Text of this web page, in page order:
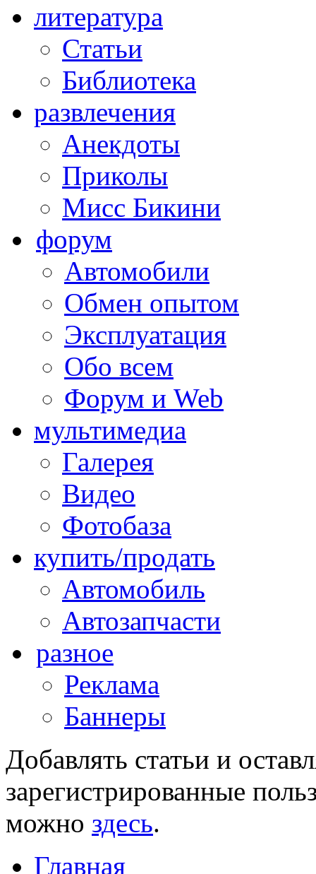
литература
Статьи
Библиотека
развлечения
Анекдоты
Приколы
Мисс Бикини
форум
Автомобили
Обмен опытом
Эксплуатация
Обо всем
Форум и Web
мультимедиа
Галерея
Видео
Фотобаза
купить/продать
Автомобиль
Автозапчасти
разное
Реклама
Баннеры
Добавлять статьи и
зарегистрированные
можно здесь.
Главная